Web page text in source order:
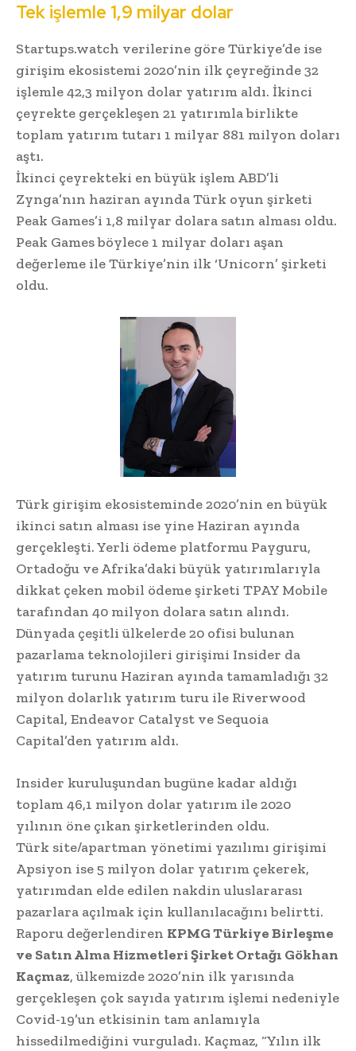
Tek işlemle 1,9 milyar dolar
Startups.watch verilerine göre Türkiye’de ise
girişim ekosistemi 2020’nin ilk çeyreğinde 32
işlemle 42,3 milyon dolar yatırım aldı. İkinci
çeyrekte gerçekleşen 21 yatırımla birlikte
toplam yatırım tutarı 1 milyar 881 milyon doları
aştı.
İkinci çeyrekteki en büyük işlem ABD’li
Zynga’nın haziran ayında Türk oyun şirketi
Peak Games’i 1,8 milyar dolara satın alması oldu.
Peak Games böylece 1 milyar doları aşan
değerleme ile Türkiye’nin ilk ‘Unicorn’ şirketi
oldu.
Türk girişim ekosisteminde 2020’nin en büyük
ikinci satın alması ise yine Haziran ayında
gerçekleşti. Yerli ödeme platformu Payguru,
Ortadoğu ve Afrika’daki büyük yatırımlarıyla
dikkat çeken mobil ödeme şirketi TPAY Mobile
tarafından 40 milyon dolara satın alındı.
Dünyada çeşitli ülkelerde 20 ofisi bulunan
pazarlama teknolojileri girişimi Insider da
yatırım turunu Haziran ayında tamamladığı 32
milyon dolarlık yatırım turu ile Riverwood
Capital, Endeavor Catalyst ve Sequoia
Capital’den yatırım aldı.
Insider kuruluşundan bugüne kadar aldığı
toplam 46,1 milyon dolar yatırım ile 2020
yılının öne çıkan şirketlerinden oldu.
Türk site/apartman yönetimi yazılımı girişimi
Apsiyon ise 5 milyon dolar yatırım çekerek,
yatırımdan elde edilen nakdin uluslararası
pazarlara açılmak için kullanılacağını belirtti.
Raporu değerlendiren KPMG Türkiye Birleşme
ve Satın Alma Hizmetleri Şirket Ortağı Gökhan
Kaçmaz, ülkemizde 2020’nin ilk yarısında
gerçekleşen çok sayıda yatırım işlemi nedeniyle
Covid-19’un etkisinin tam anlamıyla
hissedilmediğini vurguladı. Kaçmaz, “Yılın ilk